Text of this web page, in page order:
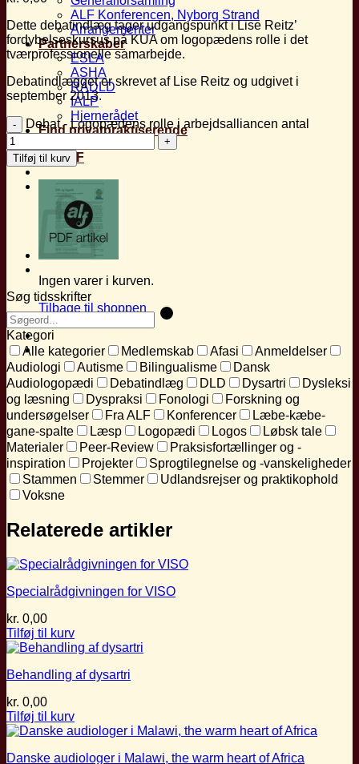
ALF Konferencen, Nyborg Strand
Arrangementer
Partnerskaber
ESLA
ASHA
RADLD
IALP
Hjernerådet
Find privatpraktiserende
Mit ALF
Kurv
Ingen varer i kurven.
Tilbage til shoppen
Dette debatindlæg tager udgangspunkt i Lise Reitz’
fordybelseskursus på KUA om logopædens rolle i det
tværprofessionelle samarbejde.
Debatindlægget er skrevet af Lise Reitz og udgivet i
september 2013.
Debat - Logopædens rolle i arbejdsalliancen antal
Tilføj til kurv
Søg tidsskrifter
Kategori
Alle kategorier
Medlemskab Afasi
Anmeldelser
Audiologi
Autisme Bilingualisme
Dansk
Audiologopædi
Debatindlæg DLD Dysartri
Dysleksi
og læsning
Dyspraksi Fonologi
Forskning og
undersøgelser
Fra ALF Konferencer
Læbe-kæbe-
gane-spalte
Læsp Logopædi Logos
Løbsk tale
Materialer
Peer-Review
Praksisfortællinger og -
inspiration
Projekter
Sprogtilegnelse og -vanskeligheder
Stammen
Stemmer
Udlandsrejser og praktikophold
Voksne
Relaterede artikler
Specialrådgivningen for VISO
kr. 0,00
Tilføj til kurv
Behandling af dysartri
kr. 0,00
Tilføj til kurv
Danske audiologer i Malawi, the warm heart of Africa